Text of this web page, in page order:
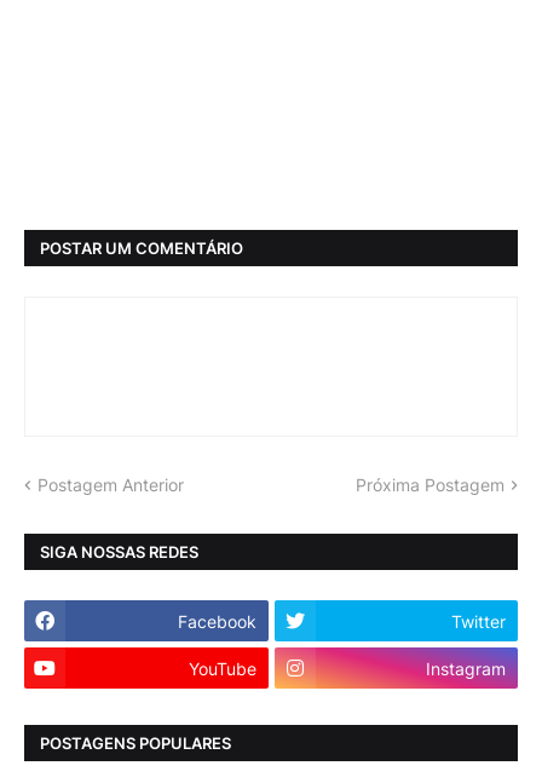
POSTAR UM COMENTÁRIO
Postagem Anterior Próxima Postagem
SIGA NOSSAS REDES
Facebook Twitter
YouTube Instagram
POSTAGENS POPULARES